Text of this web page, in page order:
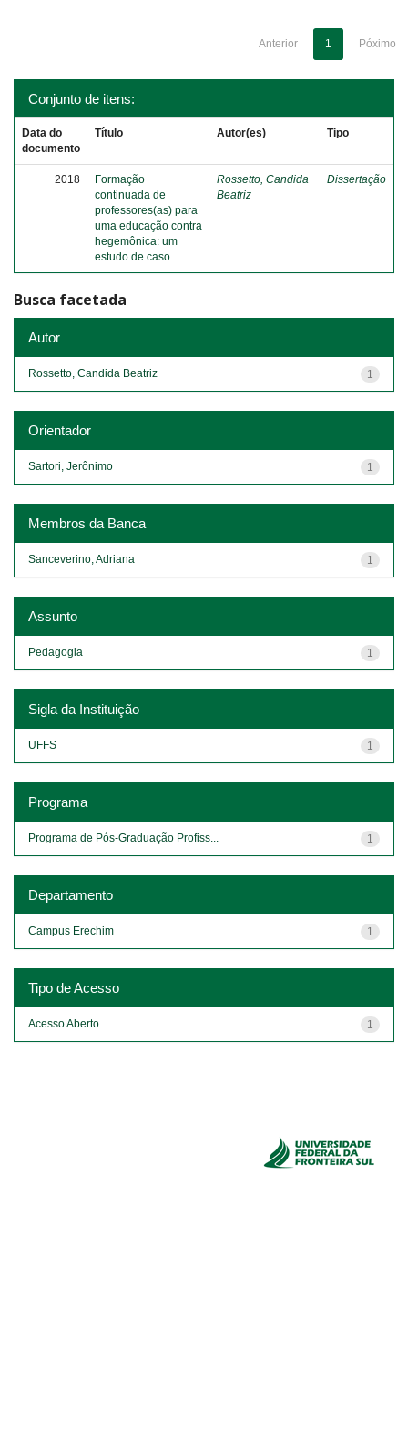
Anterior 1 Póximo
Conjunto de itens:
Data do
documento
Título Autor(es) Tipo
2018
Formação
continuada de
professores(as) para
uma educação contra
hegemônica: um
estudo de caso
Rossetto, Candida
Beatriz
Dissertação
Busca facetada
Autor
1
Rossetto, Candida Beatriz
Orientador
1
Sartori, Jerônimo
Membros da Banca
1
Sanceverino, Adriana
Assunto
1
Pedagogia
Sigla da Instituição
1
UFFS
Programa
1
Programa de Pós-Graduação Profiss...
Departamento
1
Campus Erechim
Tipo de Acesso
1
Acesso Aberto